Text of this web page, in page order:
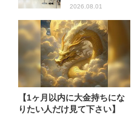
2026.08.01
【1ヶ月以内に大金持ちにな
りたい人だけ見て下さい】